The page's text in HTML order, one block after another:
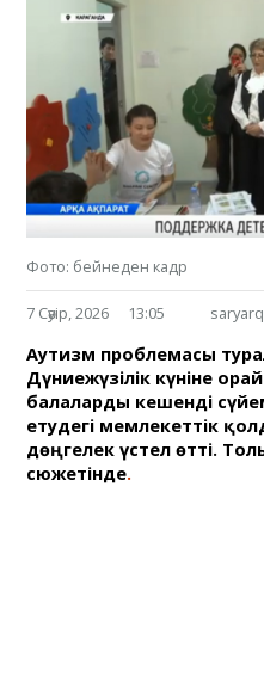
Фото: бейнеден кадр
7 Сәуір, 2026 13:05
Аутизм проблемасы
Дүниежүзілік күніне
балаларды кешенді
етудегі мемлекеттік
дөңгелек үстел өтті.
сюжетінде.